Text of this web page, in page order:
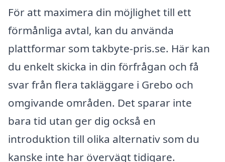
För att maximera din möjlighet till ett
förmånliga avtal, kan du använda
plattformar som takbyte-pris.se. Här kan
du enkelt skicka in din förfrågan och få
svar från flera takläggare i Grebo och
omgivande områden. Det sparar inte
bara tid utan ger dig också en
introduktion till olika alternativ som du
kanske inte har övervägt tidigare.